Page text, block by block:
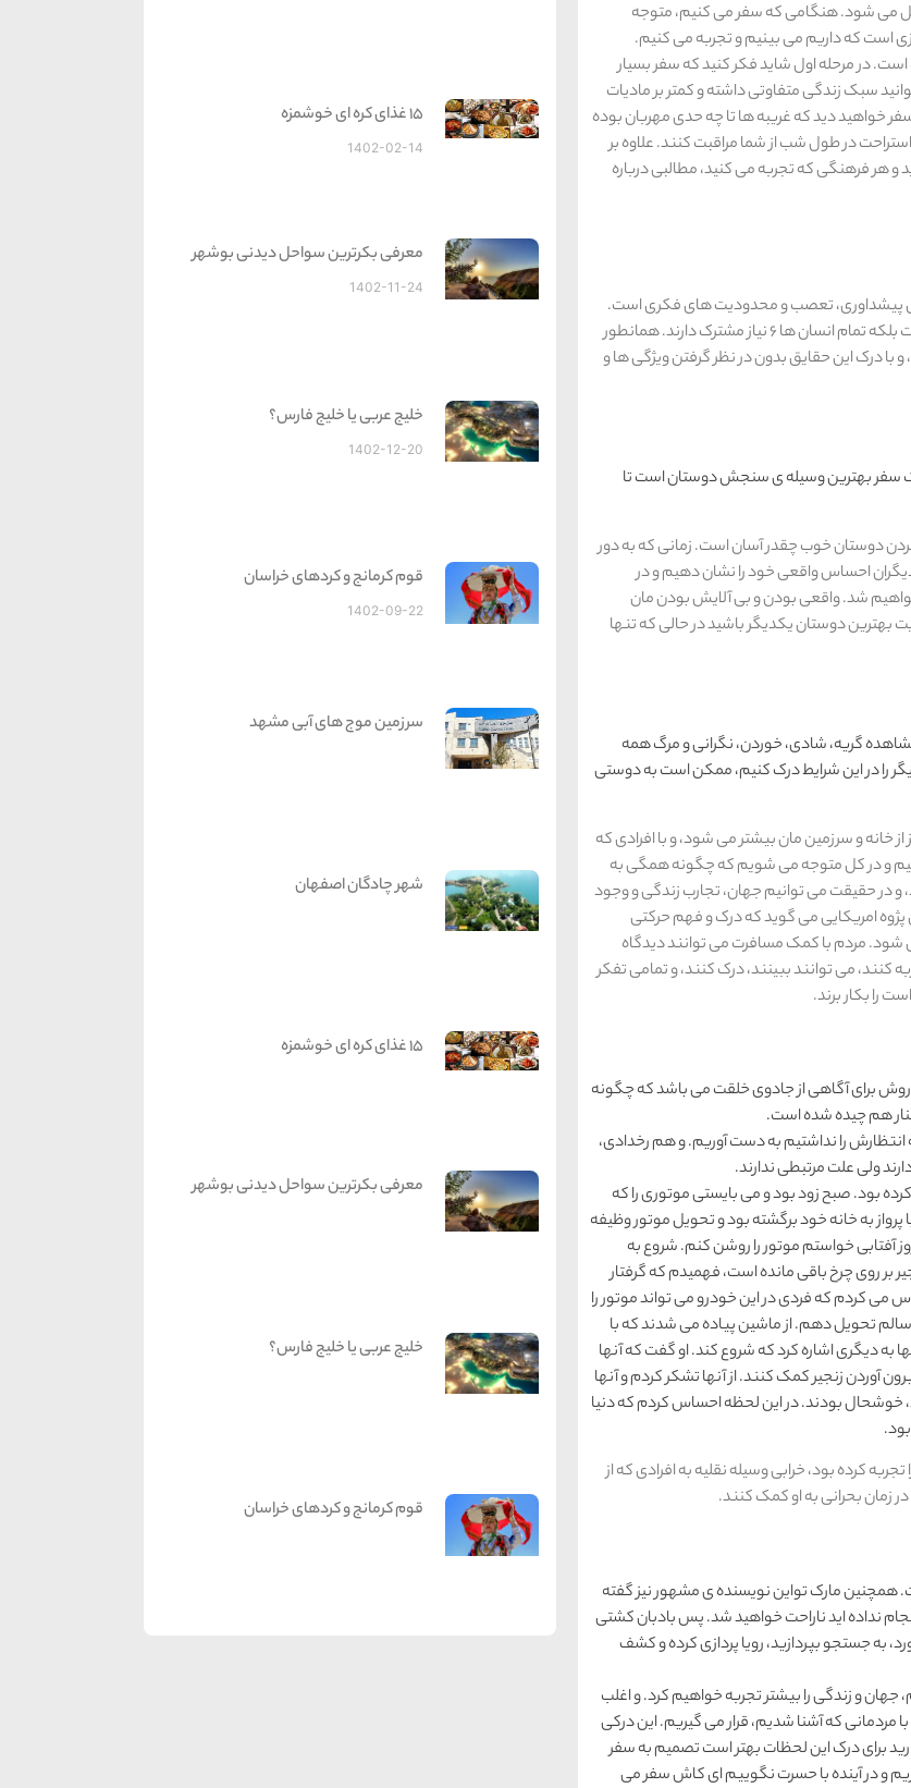
می شود. هنگامی که سفر می کنیم، متوجه
است که داریم می بینیم و تجربه می کنیم.
در مرحله اول شاید فکر کنید که سفر بسیار
سبک زندگی متفاوتی داشته و کمتر بر مادیات
خواهید دید که غریبه ها تا چه حدی مهربان بوده
استراحت در طول شب از شما مراقبت کنند. علاوه بر
هر فرهنگی که تجربه می کنید، مطالبی درباره
ی پیشداوری، تعصب و محدودیت های فکری است.
تونی رابینز نیز بار ها گفته است که گذشته و سابقه افراد مهم نیست بلکه تمام انسان ها 6 نیاز مشترک دارند. همانطور
درک این حقایق بدون در نظر گرفتن ویژگی ها و
سفر بهترین وسیله ی سنجش دوستان است تا
دوستان خوب چقدر آسان است. زمانی که به دور
احساس واقعی خود را نشان دهیم و در
شد. واقعی بودن و بی آلایش بودن مان
دوستان یکدیگر باشید در حالی که تنها
گریه، شادی، خوردن، نگرانی و مرگ همه
را در این شرایط درک کنیم، ممکن است به دوستی
خانه و سرزمین مان بیشتر می شود، و با افرادی که
و در کل متوجه می شویم که چگونه همگی به
در حقیقت می توانیم جهان، تجارب زندگی و وجود
امریکایی می گوید که درک و فهم حرکتی
شود. مردم با کمک مسافرت می توانند دیدگاه
می توانند ببینند، درک کنند، و تمامی تفکر
را بکار برند.
برای آگاهی از جادوی خلقت می باشد که چگونه
هم چیده شده است.
را نداشتیم به دست آوریم. و هم رخدادی،
ولی علت مرتبطی ندارند.
بود. صبح زود بود و می بایستی موتوری را که
به خانه خود برگشته بود و تحویل موتور وظیفه
آفتابی خواستم موتور را روشن کنم. شروع به
بر روی چرخ باقی مانده است، فهمیدم که گرفتار
کردم که فردی در این خودرو می تواند موتور را
سالم تحویل دهم. از ماشین پیاده می شدند که با
به دیگری اشاره کرد که شروع کند. او گفت که آنها
آوردن زنجیر کمک کنند. از آنها تشکر کردم و آنها
خوشحال بودند. در این لحظه احساس کردم که دنیا
بود، خرابی وسیله نقلیه به افرادی که از
زمان بحرانی به او کمک کنند.
همچنین مارک تواین نویسنده ی مشهور نیز گفته
نداده اید ناراحت خواهید شد. پس بادبان کشتی
به جستجو بپردازید، رویا پردازی کرده و کشف
و زندگی را بیشتر تجربه خواهیم کرد. و اغلب
مردمانی که آشنا شدیم، قرار می گیریم. این درکی
برای درک این لحظات بهتر است تصمیم به سفر
و در آینده با حسرت نگوییم ای کاش سفر می
15 غذای کره ای خوشمزه
1402-02-14
معرفی بکرترین سواحل دیدنی بوشهر
1402-11-24
خلیج عربی یا خلیج فارس؟
1402-12-20
قوم کرمانج و کردهای خراسان
1402-09-22
سرزمین موج های آبی مشهد
شهر چادگان اصفهان
15 غذای کره ای خوشمزه
معرفی بکرترین سواحل دیدنی بوشهر
خلیج عربی یا خلیج فارس؟
قوم کرمانج و کردهای خراسان